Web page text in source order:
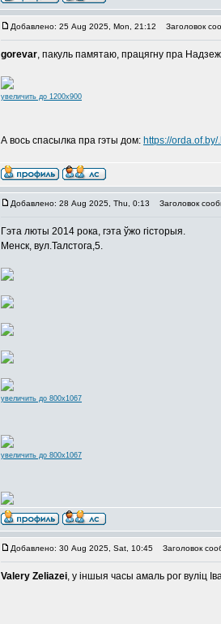
Добавлено: 25 Aug 2025, Mon, 21:12 Заголовок
gorevar, пакуль памятаю, працягну пра
увеличить до 1200x900
А вось спасылка пра гэты дом: https://
Добавлено: 28 Aug 2025, Thu, 0:13 Заголовок
Гэта люты 2014 рока, гэта ўжо гісторыя.
Менск, вул.Талстога,5.
увеличить до 800x1067
увеличить до 800x1067
Добавлено: 30 Aug 2025, Sat, 10:45 Заголовок
Valery Zeliazei, у iншыя часы амаль рог вулiц